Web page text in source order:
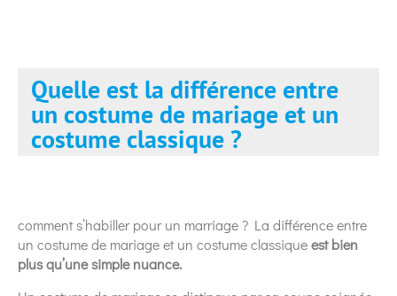
Quelle est la différence entre
un costume de mariage et un
costume classique ?
comment s’habiller pour un marriage ? La différence entre
un costume de mariage et un costume classiqueest bien
plus qu’une simple nuance.